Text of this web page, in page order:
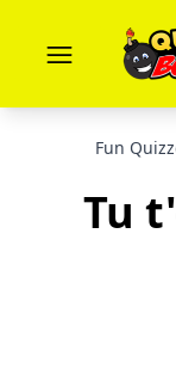
Fun
Tu